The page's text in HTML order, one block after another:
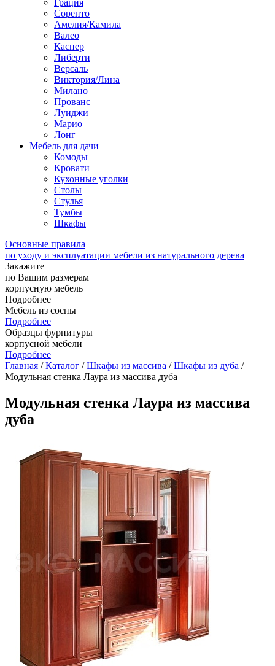
Грация
Соренто
Амелия/Камила
Валео
Каспер
Либерти
Версаль
Виктория/Лина
Милано
Прованс
Луиджи
Марио
Лонг
Мебель для дачи
Комоды
Кровати
Кухонные уголки
Столы
Стулья
Тумбы
Шкафы
Основные правила
по уходу и эксплуатации мебели из натурального дерева
Закажите
по Вашим размерам
корпусную мебель
Подробнее
Мебель из сосны
Подробнее
Образцы фурнитуры
корпусной мебели
Подробнее
Главная /Каталог /Шкафы из массива /Шкафы из дуба /
Модульная стенка Лаура из массива дуба
Модульная стенка Лаура из массива
дуба